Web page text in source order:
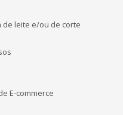
leite e/ou de corte
E-commerce